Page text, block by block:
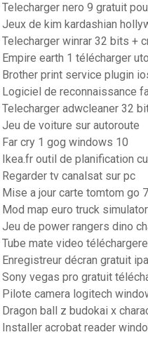
Telecharger nero 9 gratuit
Jeux de kim kardashian
Telecharger winrar 32 bits +
Empire earth 1 télécharger
Brother print service plugin
Logiciel de reconnaissance
Telecharger adwcleaner 32
Jeu de voiture sur autoroute
Far cry 1 gog windows 10
Ikea.fr outil de planification
Regarder tv canalsat sur pc
Mise a jour carte tomtom go
Mod map euro truck
Jeu de power rangers dino
Tube mate video
Enregistreur décran gratuit
Sony vegas pro gratuit
Pilote camera logitech
Dragon ball z budokai x
Installer acrobat reader